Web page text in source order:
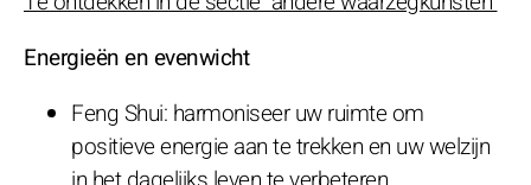
Energieën en evenwicht
Feng Shui: harmoniseer uw ruimte om
positieve energie aan te trekken en uw welzijn